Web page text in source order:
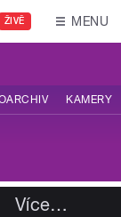
ŽIVĚ MENU
KAMERY
Více…